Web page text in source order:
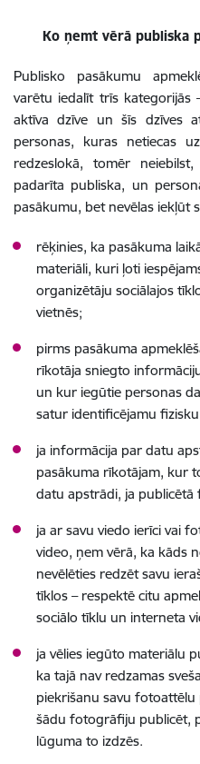
Ko ņemt vērā publiska
Publisko pasākumu
varētu iedalīt trīs kategorijās
aktīva dzīve un šīs dzīves
personas, kuras netiecas
redzeslokā, tomēr
padarīta publiska, un
pasākumu, bet nevēlas iekļūt
rēķinies, ka pasākuma
materiāli, kuri ļoti
organizētāju sociālajos
vietnēs;
pirms pasākuma
rīkotāja sniegto
un kur iegūtie personas
satur identificējamu
ja informācija par datu
pasākuma rīkotājam, kur
datu apstrādi, ja
ja ar savu viedo ierīci vai
video, ņem vērā, ka kāds
nevēlēties redzēt savu
tīklos – respektē citu
sociālo tīklu un interneta
ja vēlies iegūto materiālu
ka tajā nav redzamas
piekrišanu savu fotoattēlu
šādu fotogrāfiju publicēt,
lūguma to izdzēs.